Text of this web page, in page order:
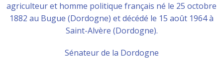
agriculteur et homme politique français né le 25 octobre
1882 au Bugue (Dordogne) et décédé le 15 août 1964 à
Saint-Alvère (Dordogne).
Sénateur de la Dordogne